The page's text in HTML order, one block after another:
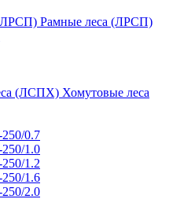
Рамные леса (ЛРСП)
Хомутовые леса
0.7
1.0
1.2
1.6
2.0